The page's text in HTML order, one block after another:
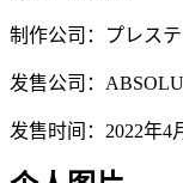
制作公司：プレス
发售公司：
发售时间：2022年4